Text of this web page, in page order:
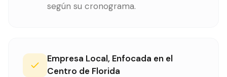
según su cronograma.
Empresa Local, Enfocada en el
Centro de Florida